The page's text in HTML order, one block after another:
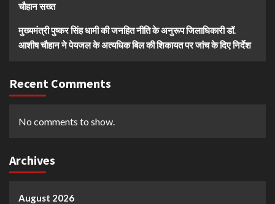
चौहान सख्त
मुख्यमंत्री पुष्कर सिंह धामी की जनहित नीति के अनुरूप जिलाधिकारी डॉ.
आशीष चौहान ने पेयजल के अत्यधिक बिल की शिकायत पर जांच के दिए निर्देश
Recent Comments
No comments to show.
Archives
August 2026